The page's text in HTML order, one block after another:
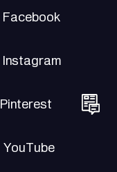
Facebook
Instagram
Pinterest
YouTube